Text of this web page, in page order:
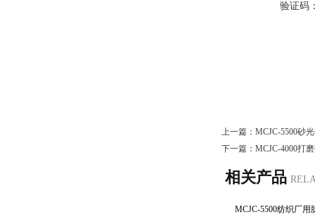
验证码
上一篇： MCJC-5500砂
下一篇： MCJC-4000打
相关产品
MCJC-5500纺织厂